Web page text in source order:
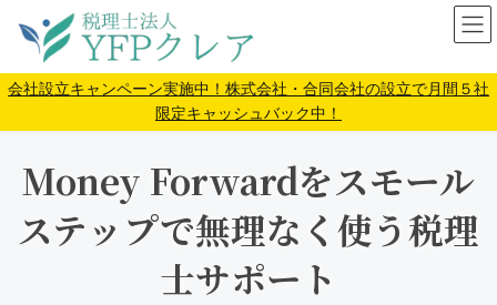
ン
ツ
ー
シ
会社設立キャンペーン実施中！株式会社・合同会社の設立で月間５社
限定キャッシュバック中！
Money Forwardをスモール
ステップで無理なく使う税理
士サポート